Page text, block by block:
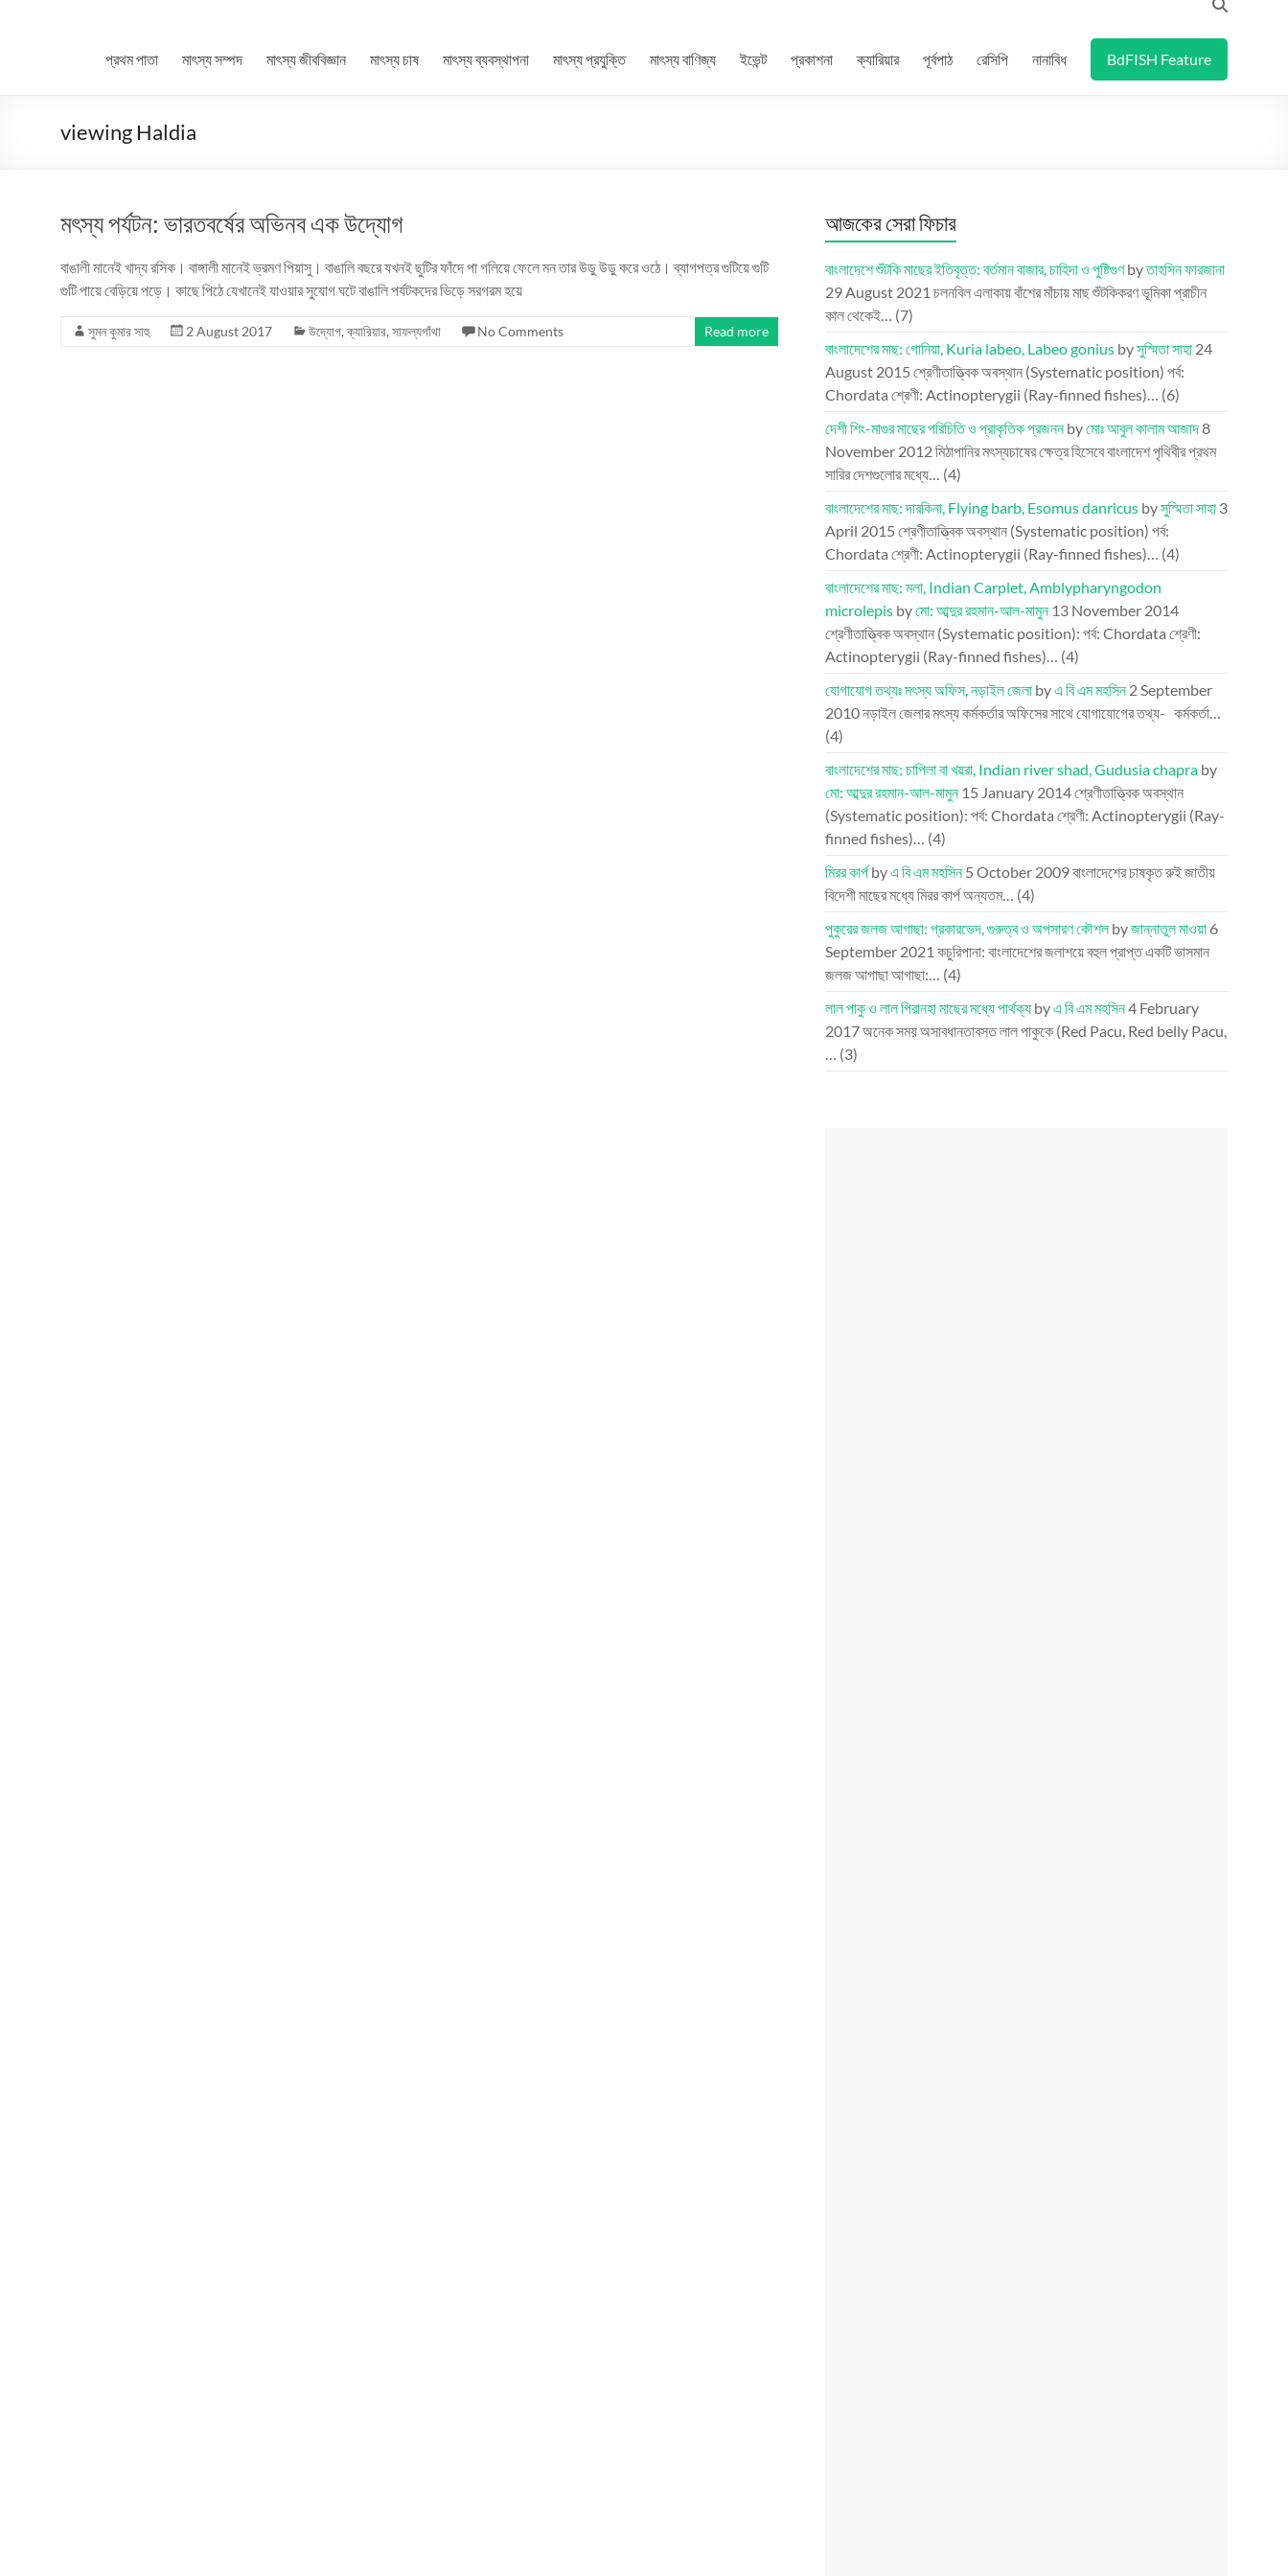
প্রথম পাতা মাৎস্য সম্পদ মাৎস্য জীববিজ্ঞান মাৎস্য চাষ মাৎস্য ব্যবস্থাপনা মাৎস্য প্রযুক্তি মাৎস্য বাণিজ্য ইভেন্ট প্রকাশনা ক্যারিয়ার পূর্বপাঠ রেসিপি নানাবিধ BdFISH Feature
viewing Haldia
মৎস্য পর্যটন: ভারতবর্ষের অভিনব এক উদ্যোগ
বাঙালী মানেই খাদ্য রসিক। বাঙ্গালী মানেই ভ্রমণ পিয়াসু। বাঙালি বছরে যখনই ছুটির ফাঁদে পা গলিয়ে ফেলে মন তার উড়ু উড়ু করে ওঠে। ব্যাগপত্র গুটিয়ে গুটি
গুটি পায়ে বেড়িয়ে পড়ে। কাছে পিঠে যেখানেই যাওয়ার সুযোগ ঘটে বাঙালি পর্যটকদের ভিড়ে সরগরম হয়ে
সুমন কুমার সাহু 2 August 2017 উদ্যোগ,ক্যারিয়ার, সাফল্যগাঁথা No Comments Read more
আজকের সেরা ফিচার
বাংলাদেশে শুঁটকি মাছের ইতিবৃত্ত: বর্তমান বাজার, চাহিদা ও পুষ্টিগুণbyতাহসিন ফারজানা
29 August 2021 চলনবিল এলাকায় বাঁশের মাঁচায় মাছ শুঁটকিকরণ ভূমিকা প্রাচীন
কাল থেকেই… (7)
বাংলাদেশের মাছ: গোনিয়া, Kuria labeo, Labeo gonius byসুস্মিতা সাহা 24
August 2015 শ্রেণীতাত্ত্বিক অবস্থান (Systematic position) পর্ব:
Chordata শ্রেণী: Actinopterygii (Ray-finned fishes)… (6)
দেশী শিং-মাগুর মাছের পরিচিতি ও প্রাকৃতিক প্রজননbyমোঃ আবুল কালাম আজাদ8
November 2012মিঠাপানির মৎস্যচাষের ক্ষেত্র হিসেবে বাংলাদেশ পৃথিবীর প্রথম
সারির দেশগুলোর মধ্যে… (4)
বাংলাদেশের মাছ: দারকিনা, Flying barb, Esomus danricus byসুস্মিতা সাহা 3
April 2015 শ্রেণীতাত্ত্বিক অবস্থান (Systematic position) পর্ব:
Chordata শ্রেণী: Actinopterygii (Ray-finned fishes)… (4)
বাংলাদেশের মাছ: মলা, Indian Carplet, Amblypharyngodon
microlepis byমো: আব্দুর রহমান-আল-মামুন 13 November 2014
শ্রেণীতাত্ত্বিক অবস্থান (Systematic position): পর্ব: Chordata শ্রেণী:
Actinopterygii (Ray-finned fishes)… (4)
যোগাযোগ তথ্যঃ মৎস্য অফিস, নড়াইল জেলা byএ বি এম মহসিন 2 September
2010নড়াইল জেলার মৎস্য কর্মকর্তার অফিসের সাথে যোগাযোগের তথ্য- কর্মকর্তা…
(4)
বাংলাদেশের মাছ: চাপিলা বা খয়রা, Indian river shad, Gudusia chapra by
মো: আব্দুর রহমান-আল-মামুন 15 January 2014শ্রেণীতাত্ত্বিক অবস্থান
(Systematic position): পর্ব: Chordata শ্রেণী: Actinopterygii (Ray-
finned fishes)… (4)
মিরর কার্পbyএ বি এম মহসিন 5 October 2009বাংলাদেশের চাষকৃত রুই জাতীয়
বিদেশী মাছের মধ্যে মিরর কার্প অন্যতম… (4)
পুকুরের জলজ আগাছা: প্রকারভেদ, গুরুত্ব ও অপসারণ কৌশলbyজান্নাতুল মাওয়া 6
September 2021 কচুরিপানা: বাংলাদেশের জলাশয়ে বহুল প্রাপ্ত একটি ভাসমান
জলজ আগাছা আগাছা:… (4)
লাল পাকু ও লাল পিরানহা মাছের মধ্যে পার্থক্য byএ বি এম মহসিন4 February
2017অনেক সময় অসাবধানতাবসত লাল পাকুকে (Red Pacu, Red belly Pacu,
… (3)